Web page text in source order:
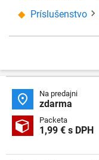
Príslušenstvo
 Na predajni
zdarma
 Packeta
1,99 € s DPH